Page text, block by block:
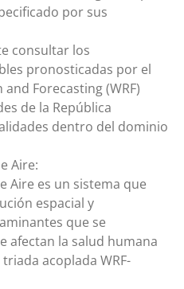
por sus
consultar los
pronosticadas por el
Forecasting (WRF)
de la República
dentro del dominio
Aire:
Aire es un sistema que
espacial y
que se
afectan la salud humana
acoplada WRF-